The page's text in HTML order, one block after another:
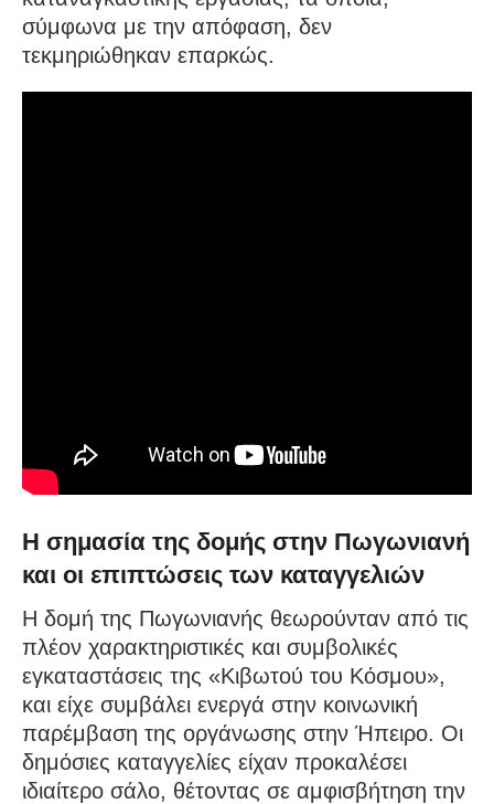
σύμφωνα με την απόφαση, δεν
τεκμηριώθηκαν επαρκώς.
Η σημασία της δομής στην Πωγωνιανή
και οι επιπτώσεις των καταγγελιών
Η δομή της Πωγωνιανής θεωρούνταν από τις
πλέον χαρακτηριστικές και συμβολικές
εγκαταστάσεις της «Κιβωτού του Κόσμου»,
και είχε συμβάλει ενεργά στην κοινωνική
παρέμβαση της οργάνωσης στην Ήπειρο. Οι
δημόσιες καταγγελίες είχαν προκαλέσει
ιδιαίτερο σάλο, θέτοντας σε αμφισβήτηση την